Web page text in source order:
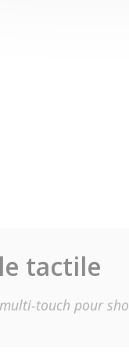
tactile
touch pour